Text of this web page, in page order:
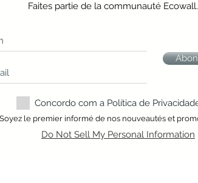
Faites partie de la communauté Ecowall.
Concordo com a Política de
Soyez le premier informé de nos nouveautés et
Do Not Sell My Personal Information